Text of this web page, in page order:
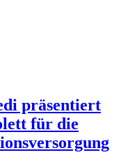
präsentiert
für die